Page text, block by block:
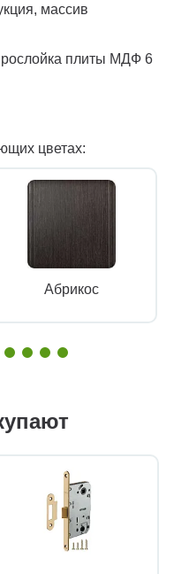
массив
плиты МДФ 6
цветах:
Абрикос